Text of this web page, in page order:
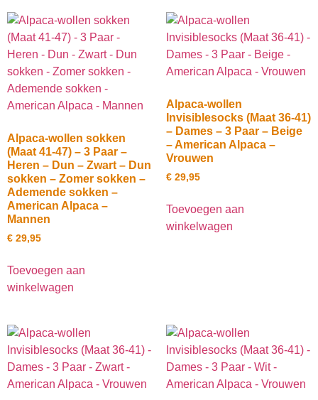
Alpaca-wollen sokken
(Maat 41-47) – 3 Paar –
Heren – Dun – Zwart – Dun
sokken – Zomer sokken –
Ademende sokken –
American Alpaca –
Mannen
€ 29,95
Toevoegen aan
winkelwagen
Alpaca-wollen
Invisiblesocks (Maat 36-41)
– Dames – 3 Paar – Beige
– American Alpaca –
Vrouwen
€ 29,95
Toevoegen aan
winkelwagen